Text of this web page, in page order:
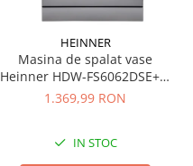
HEINNER
Masina de spalat vase
Heinner HDW-FS6062DSE++,
12 seturi, 6 programe, Clasa
1.369,99 RON
IN STOC